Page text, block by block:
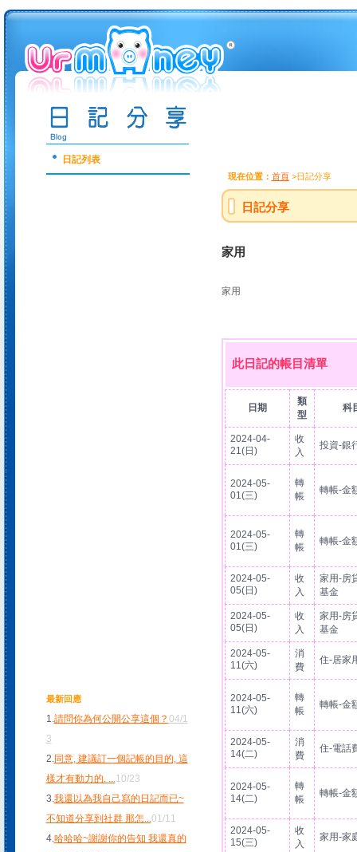
日記列表
最新回應
1.請問你為何公開公享這個？ 04/1
3
2.同意, 建議訂一個記帳的目的, 這
樣才有動力的. ...10/23
3.我還以為我自己寫的日記而已~
不知道分享到社群 那怎...01/11
4.哈哈哈~謝謝你的告知 我還真的
現在位置： 首頁>日記分享
日記分享
家用
家用
此日記的帳目清單
日期
類
型
科
2024-04-
21(日)
收
入
投資-銀
2024-05-
01(三)
轉
帳
轉帳-金
2024-05-
01(三)
轉
帳
轉帳-金
2024-05-
05(日)
收
入
家用-房
基金
2024-05-
05(日)
收
入
家用-房
基金
2024-05-
11(六)
消
費
住-居家
2024-05-
11(六)
轉
帳
轉帳-金
2024-05-
14(二)
消
費
住-電話
2024-05-
14(二)
轉
帳
轉帳-金
2024-05-
15(三)
收
入
家用-家